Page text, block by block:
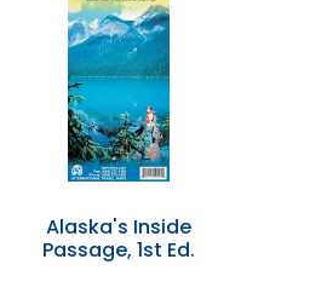
Alaska's Inside
Passage, 1st Ed.